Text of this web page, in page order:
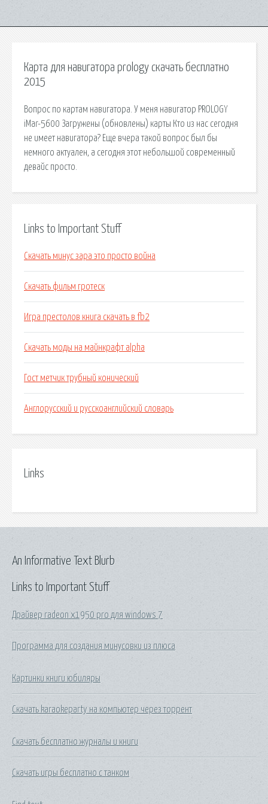
Карта для навигатора prology скачать бесплатно
2015
Вопрос по картам навигатора. У меня навигатор PROLOGY
iMar-5600 Загружены (обновлены) карты Кто из нас сегодня
не имеет навигатора? Еще вчера такой вопрос был бы
немного актуален, а сегодня этот небольшой современный
девайс просто.
Links to Important Stuff
Скачать минус зара это просто война
Скачать фильм гротеск
Игра престолов книга скачать в fb2
Скачать моды на майнкрафт alpha
Гост метчик трубный конический
Англорусский и русскоанглийский словарь
Links
Links to Important Stuff
Драйвер radeon x1950 pro для windows 7
Программа для создания минусовки из плюса
Картинки книги юбиляры
Скачать karaokeparty на компьютер через торрент
Скачать бесплатно журналы и книги
Скачать игры бесплатно с танком
An Informative Text Blurb